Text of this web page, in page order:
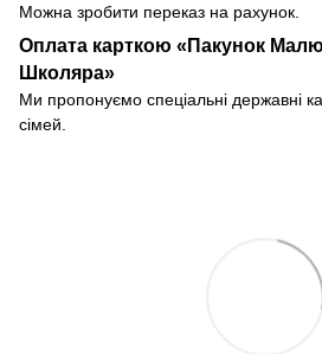
Можна зробити переказ на рахунок.
Оплата карткою «Пакунок
Школяра»
Ми пропонуємо спеціальні державні
сімей.